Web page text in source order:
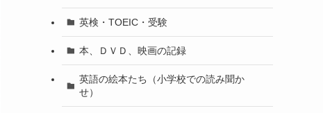
英検・TOEIC・受験
本、ＤＶＤ、映画の記録
英語の絵本たち（小学校での読み聞か
せ）